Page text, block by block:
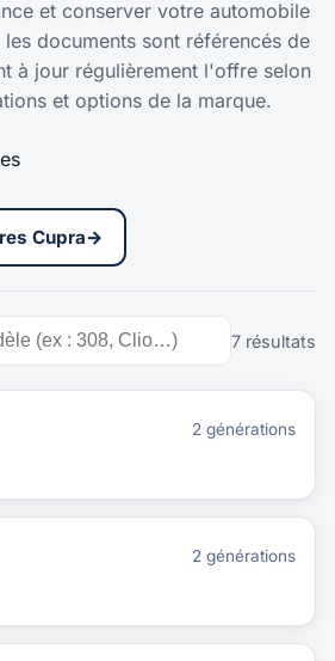
et conserver votre automobile
documents sont référencés de
à jour régulièrement l'offre selon
et options de la marque.
Cupra→
7 résultats
2 générations
2 générations